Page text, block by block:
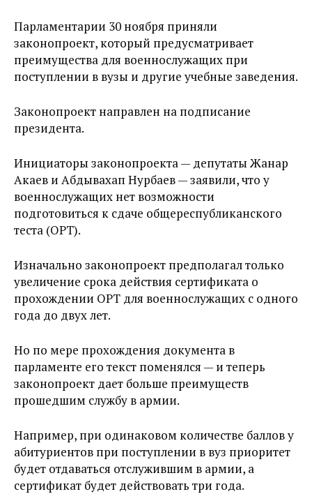
Парламентарии 30 ноября приняли
законопроект, который предусматривает
преимущества для военнослужащих при
поступлении в вузы и другие учебные заведения.
Законопроект направлен на подписание
президента.
Инициаторы законопроекта — депутаты Жанар
Акаев и Абдывахап Нурбаев — заявили, что у
военнослужащих нет возможности
подготовиться к сдаче общереспубликанского
теста (ОРТ).
Изначально законопроект предполагал только
увеличение срока действия сертификата о
прохождении ОРТ для военнослужащих с одного
года до двух лет.
Но по мере прохождения документа в
парламенте его текст поменялся — и теперь
законопроект дает больше преимуществ
прошедшим службу в армии.
Например, при одинаковом количестве баллов у
абитуриентов при поступлении в вуз приоритет
будет отдаваться отслужившим в армии, а
сертификат будет действовать три года.